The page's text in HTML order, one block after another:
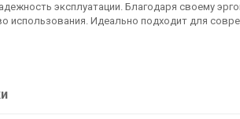
эксплуатации. Благодаря своему
использования. Идеально подходит для